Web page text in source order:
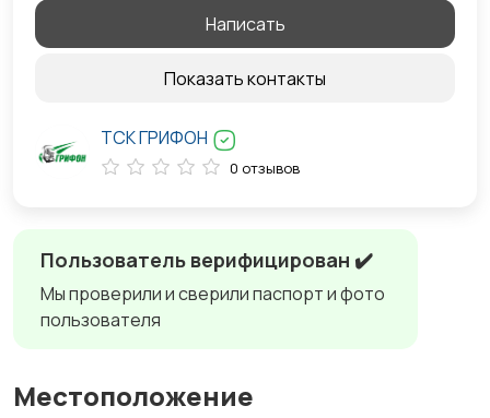
Пользователь верифицирован ✔️
Мы проверили и сверили паспорт и фото
пользователя
Местоположение
Написать
Показать контакты
ТСК ГРИФОН
0 отзывов